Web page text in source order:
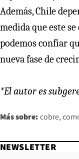
Además, Chile
medida que este
podemos confiar
nueva fase de
*El autor es
Más sobre: cobre
NEWSLETTER